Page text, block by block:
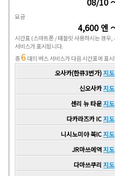
요금
4,600 엔
시간표 (스마트폰 / 태블릿 사용하시는 경우
서비스가 표시됩니다.
총6 대의 버스 서비스가 다음 시간표에 표
오사카(한큐3번가)지도
신오사카지도
센리 뉴 타운지도
다카라즈카 IC지도
니시노미야 북IC지도
JR마쓰에역지도
다마쓰쿠리 지도